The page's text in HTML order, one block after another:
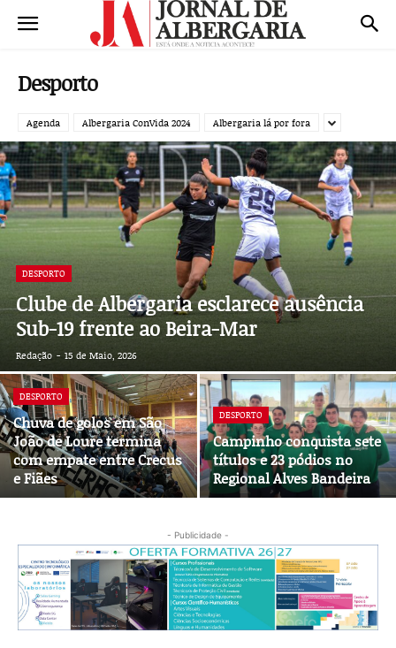
Desporto
Agenda Albergaria ConVida 2024 Albergaria lá por fora
DESPORTO
Clube de Albergaria esclarece ausência
Sub-19 frente ao Beira-Mar
Redação - 15 de Maio, 2026
DESPORTO
Chuva de golos em São
João de Loure termina
com empate entre Crecus
e Fiães
DESPORTO
Campinho conquista sete
títulos e 23 pódios no
Regional Alves Bandeira
- Publicidade -